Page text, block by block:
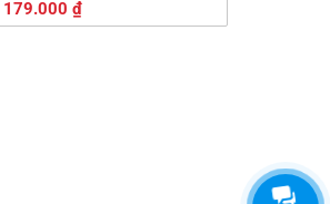
Giá
gốc
179.000 ₫Giá
hiện